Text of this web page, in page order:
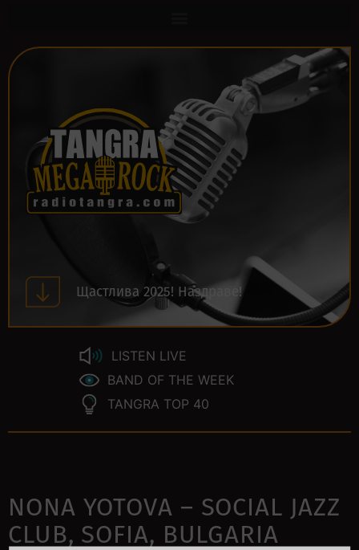
Щастлива 2025! Наздраве!
LISTEN LIVE
BAND OF THE WEEK
TANGRA TOP 40
NONA YOTOVA – SOCIAL JAZZ
CLUB, SOFIA, BULGARIA